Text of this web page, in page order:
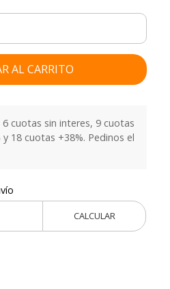
AL CARRITO
cuotas sin interes, 9 cuotas
18 cuotas +38%. Pedinos el
CALCULAR